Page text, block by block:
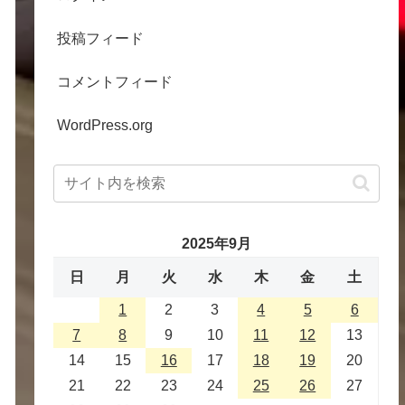
投稿フィード
コメントフィード
WordPress.org
2025年9月
日 月 火 水 木 金 土
1 2 3 4 5
6
7
8 9 10 11 12
13
14
15 16 17 18 19
20
21
22 23 24 25 26
27